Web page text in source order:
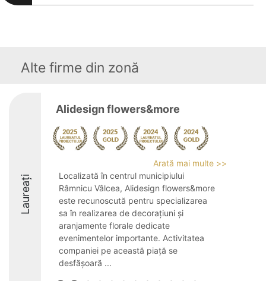
Alte firme din zonă
Laureați
Alidesign flowers&more
Arată mai multe >>
Localizată în centrul municipiului
Râmnicu Vâlcea, Alidesign flowers&more
este recunoscută pentru specializarea
sa în realizarea de decorațiuni și
aranjamente florale dedicate
evenimentelor importante. Activitatea
companiei pe această piață se
desfășoară ...